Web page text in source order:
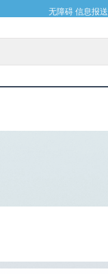
无障碍 信息报送